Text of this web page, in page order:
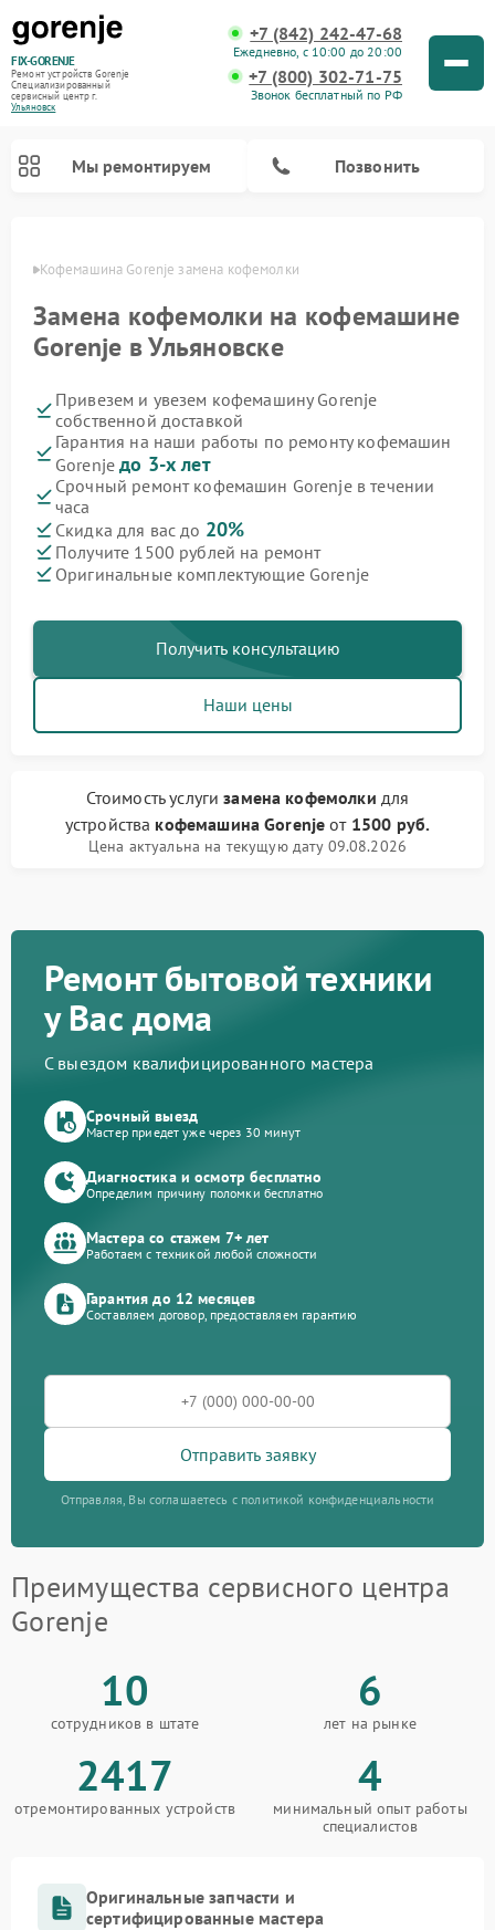
FIX-GORENJE
Ремонт устройств Gorenje
Специализированный
cервисный центр г.
Ульяновск
+7 (842) 242-47-68
Ежедневно, с 10:00 до 20:00
+7 (800) 302-71-75
Звонок бесплатный по РФ
Мы ремонтируем Позвонить
Кофемашина Gorenje замена кофемолки
Замена кофемолки на кофемашине
Gorenje в Ульяновске
Привезем и увезем кофемашину Gorenje
собственной доставкой
Гарантия на наши работы по ремонту кофемашин
Gorenjeдо 3-х лет
Срочный ремонт кофемашин Gorenje в течении
часа
Скидка для вас до 20%
Получите 1500 рублей на ремонт
Оригинальные комплектующие Gorenje
Получить консультацию
Наши цены
Стоимость услугизамена кофемолки для
устройства кофемашина Gorenje от 1500 руб.
Цена актуальна на текущую дату 09.08.2026
Ремонт бытовой техники
у Вас дома
С выездом квалифицированного мастера
Срочный выезд
Мастер приедет уже через 30 минут
Диагностика и осмотр бесплатно
Определим причину поломки бесплатно
Мастера со стажем 7+ лет
Работаем с техникой любой сложности
Гарантия до 12 месяцев
Составляем договор, предоставляем гарантию
Отправить заявку
Отправляя, Вы соглашаетесь с политикой конфиденциальности
Преимущества сервисного центра
Gorenje
10
сотрудников в штате
6
лет на рынке
2417
отремонтированных устройств
4
минимальный опыт работы
специалистов
Оригинальные запчасти и
сертифицированные мастера